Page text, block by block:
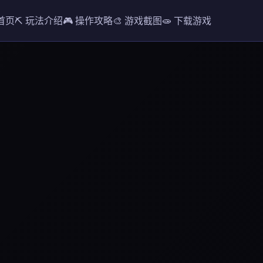
页⛏️ 玩法介绍🎮 操作攻略🎨 游戏截图🧫 下载游戏